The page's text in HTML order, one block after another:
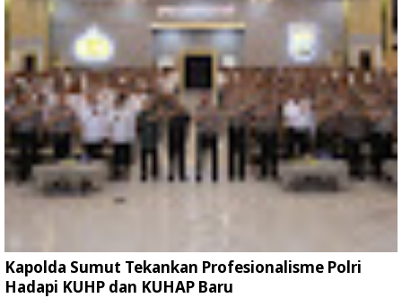
Kapolda Sumut Tekankan Profesionalisme Polri
Hadapi KUHP dan KUHAP Baru